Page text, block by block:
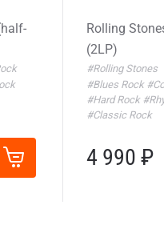
Rolling
(2LP)
#Rolling Stones
#Blues Rock
#Hard Rock
#Classic Rock
4 990 ₽